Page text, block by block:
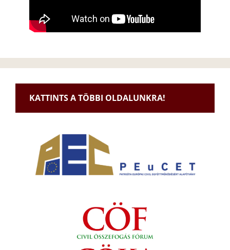
KATTINTS A TÖBBI OLDALUNKRA!